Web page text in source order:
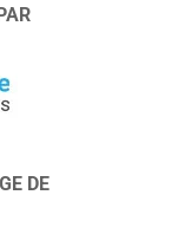
DE